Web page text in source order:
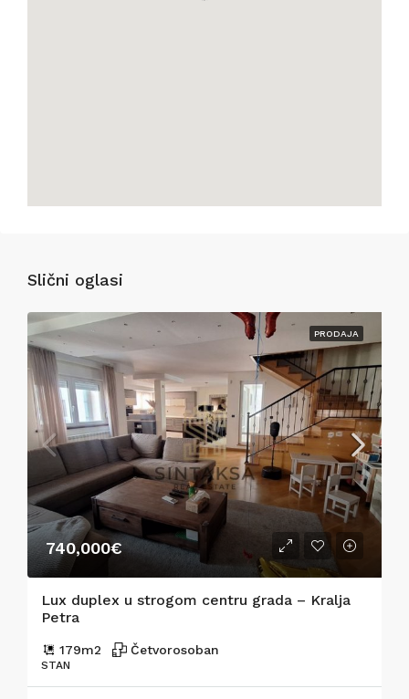
Slični oglasi
PRODAJA
740,000€
Lux duplex u strogom centru grada – Kralja
Petra
179m2 Četvorosoban
STAN